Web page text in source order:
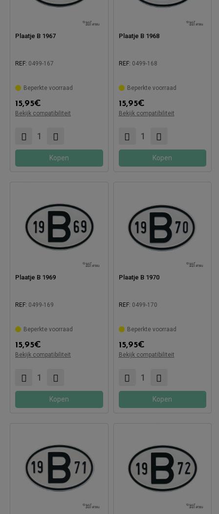
Plaatje B 1967
REF: 0499-167
Beperkte voorraad
15,95€
Bekijk compatibiliteit
Compatibel met:
Kopen
Plaatje B 1968
REF: 0499-168
Beperkte voorraad
15,95€
Bekijk compatibiliteit
Compatibel met:
Kopen
Plaatje B 1969
REF: 0499-169
Beperkte voorraad
15,95€
Bekijk compatibiliteit
Compatibel met:
Kopen
Plaatje B 1970
REF: 0499-170
Beperkte voorraad
15,95€
Bekijk compatibiliteit
Compatibel met:
Kopen